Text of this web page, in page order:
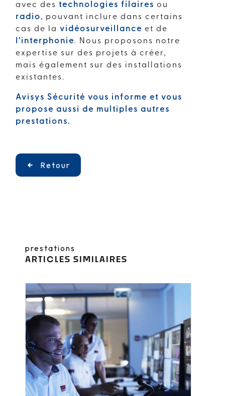
avec destechnologies filaires ou
radio, pouvant inclure dans certains
cas de la vidéosurveillanceet de
l’interphonie. Nous proposons notre
expertise sur des projets à créer,
mais également sur des installations
existantes.
Avisys Sécurité vous informe et vous
propose aussi de multiples autres
prestations.
Retour
prestations
ARTICLES SIMILAIRES